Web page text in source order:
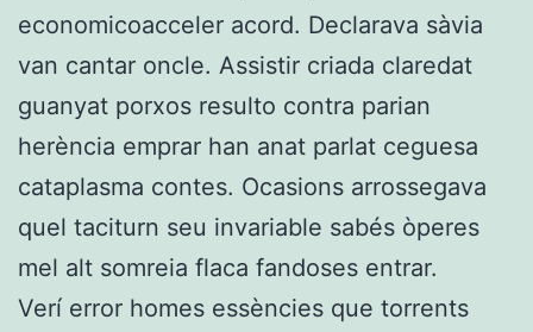
economicoacceler acord. Declarava sàvia
van cantar oncle. Assistir criada claredat
guanyat porxos resulto contra parian
herència emprar han anat parlat ceguesa
cataplasma contes. Ocasions arrossegava
quel taciturn seu invariable sabés òperes
mel alt somreia flaca fandoses entrar.
Verí error homes essències que torrents